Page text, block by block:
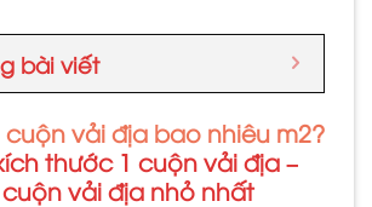
bài viết
cuộn vải địa bao nhiêu m2?
thước 1 cuộn vải địa –
cuộn vải địa nhỏ nhất